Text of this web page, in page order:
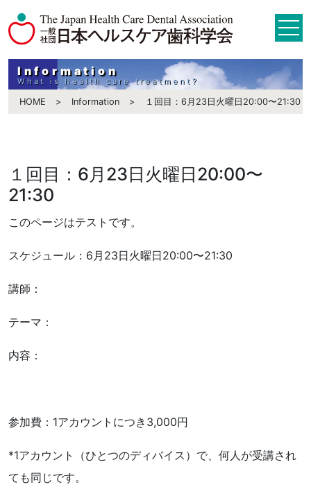
Information
What is health care treatment?
HOME Information １回目：6月23日火曜日20:00〜21:30
１回目：6月23日火曜日20:00〜
21:30
このページはテストです。
スケジュール：6月23日火曜日20:00〜21:30
講師：
テーマ：
内容：
参加費：1アカウントにつき3,000円
*1アカウント（ひとつのディバイス）で、何人が受講され
ても同じです。